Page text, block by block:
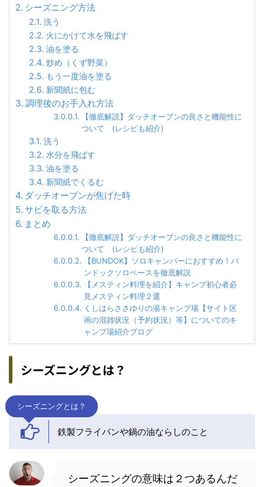
シーズニング方法
洗う
火にかけて水を飛ばす
油を塗る
炒め（くず野菜）
もう一度油を塗る
新聞紙に包む
調理後のお手入れ方法
【徹底解説】ダッチオーブンの良さと機能性に
ついて (レシピも紹介)
洗う
水分を飛ばす
油を塗る
新聞紙でくるむ
ダッチオーブンが焦げた時
サビを取る方法
まとめ
【徹底解説】ダッチオーブンの良さと機能性に
ついて (レシピも紹介)
【BUNDOK】ソロキャンパーにおすすめ！バ
ンドックソロベースを徹底解説
【メスティン料理を紹介】キャンプ初心者必
見メスティン料理２選
くしはらささゆりの湯キャンプ場【サイト区
画の混雑状況（予約状況）等】についてのキ
ャンプ場紹介ブログ
シーズニングとは？
シーズニングとは？
鉄製フライパンや鍋の油ならしのこと
シーズニングの意味は２つあるんだ